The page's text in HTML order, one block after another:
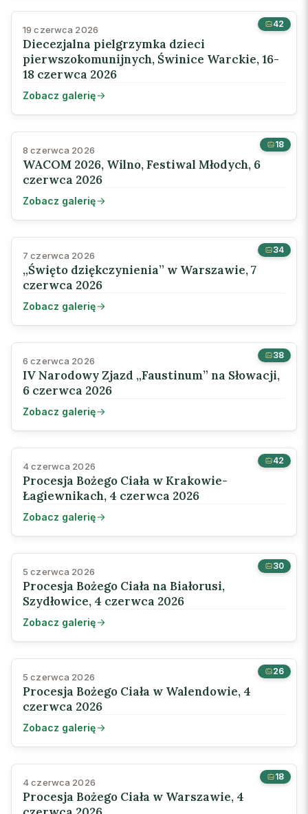
42
19 czerwca 2026
Diecezjalna pielgrzymka dzieci
pierwszokomunijnych, Świnice Warckie, 16-
18 czerwca 2026
Zobacz galerię
18
8 czerwca 2026
WACOM 2026, Wilno, Festiwal Młodych, 6
czerwca 2026
Zobacz galerię
34
7 czerwca 2026
„Święto dziękczynienia” w Warszawie, 7
czerwca 2026
Zobacz galerię
38
6 czerwca 2026
IV Narodowy Zjazd „Faustinum” na Słowacji,
6 czerwca 2026
Zobacz galerię
42
4 czerwca 2026
Procesja Bożego Ciała w Krakowie-
Łagiewnikach, 4 czerwca 2026
Zobacz galerię
30
5 czerwca 2026
Procesja Bożego Ciała na Białorusi,
Szydłowice, 4 czerwca 2026
Zobacz galerię
26
5 czerwca 2026
Procesja Bożego Ciała w Walendowie, 4
czerwca 2026
Zobacz galerię
18
4 czerwca 2026
Procesja Bożego Ciała w Warszawie, 4